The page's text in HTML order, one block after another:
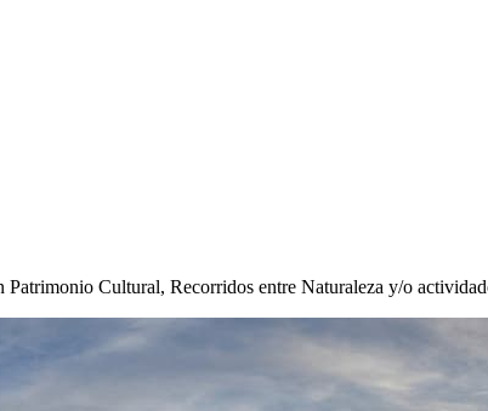
Cultural, Recorridos entre Naturaleza y/o